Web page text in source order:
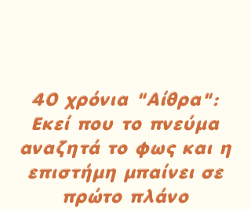
40 χρόνια "Αίθρα":
Εκεί που το πνεύμα
αναζητά το φως και η
επιστήμη μπαίνει σε
πρώτο πλάνο